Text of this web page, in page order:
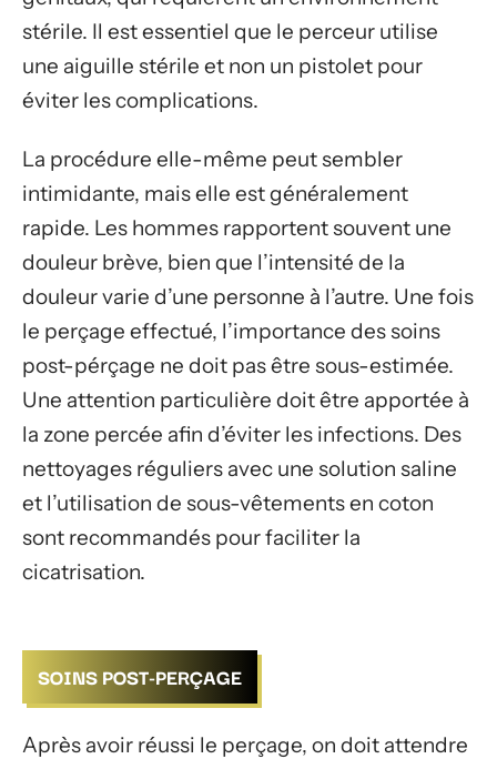
stérile. Il est essentiel que le perceur utilise
une aiguille stérile et non un pistolet pour
éviter les complications.
La procédure elle-même peut sembler
intimidante, mais elle est généralement
rapide. Les hommes rapportent souvent une
douleur brève, bien que l’intensité de la
douleur varie d’une personne à l’autre. Une fois
le perçage effectué, l’importance des soins
post-pérçage ne doit pas être sous-estimée.
Une attention particulière doit être apportée à
la zone percée afin d’éviter les infections. Des
nettoyages réguliers avec une solution saline
et l’utilisation de sous-vêtements en coton
sont recommandés pour faciliter la
cicatrisation.
SOINS POST-PERÇAGE
Après avoir réussi le perçage, on doit attendre